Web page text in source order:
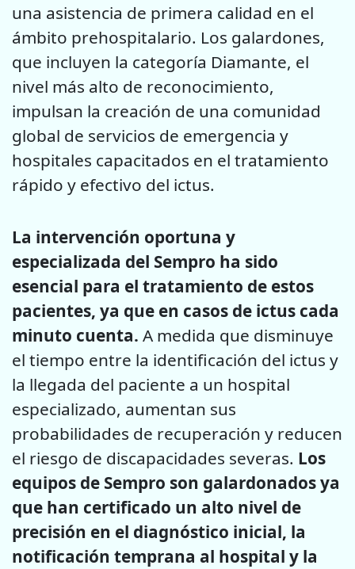
una asistencia de primera calidad en el
ámbito prehospitalario. Los galardones,
que incluyen la categoría Diamante, el
nivel más alto de reconocimiento,
impulsan la creación de una comunidad
global de servicios de emergencia y
hospitales capacitados en el tratamiento
rápido y efectivo del ictus.
La intervención oportuna y
especializada del Sempro ha sido
esencial para el tratamiento de estos
pacientes, ya que en casos de ictus cada
minuto cuenta. A medida que disminuye
el tiempo entre la identificación del ictus y
la llegada del paciente a un hospital
especializado, aumentan sus
probabilidades de recuperación y reducen
el riesgo de discapacidades severas. Los
equipos de Sempro son galardonados ya
que han certificado un alto nivel de
precisión en el diagnóstico inicial, la
notificación temprana al hospital y la